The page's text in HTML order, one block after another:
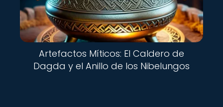
Artefactos Míticos: El Caldero de
Dagda y el Anillo de los Nibelungos